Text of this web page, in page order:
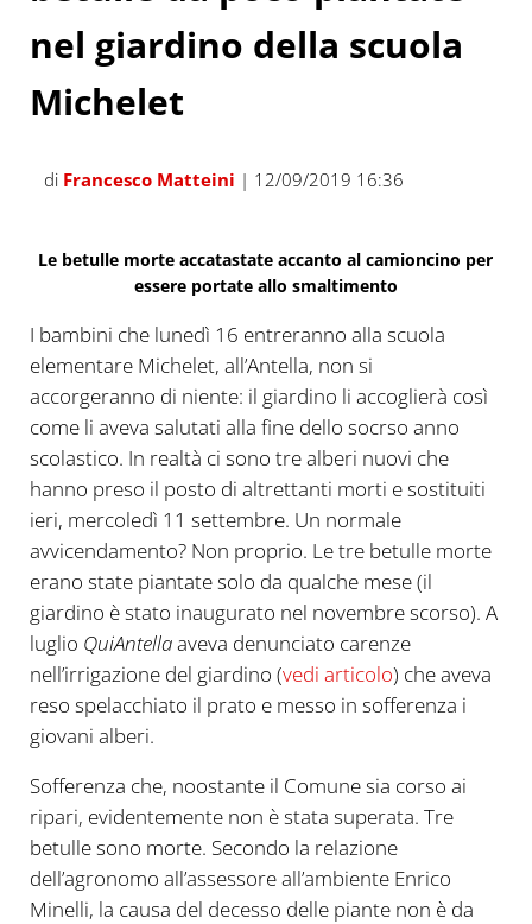
nel giardino della scuola
Michelet
di Francesco Matteini | 12/09/2019 16:36
Le betulle morte accatastate accanto al camioncino per
essere portate allo smaltimento
I bambini che lunedì 16 entreranno alla scuola
elementare Michelet, all’Antella, non si
accorgeranno di niente: il giardino li accoglierà così
come li aveva salutati alla fine dello socrso anno
scolastico. In realtà ci sono tre alberi nuovi che
hanno preso il posto di altrettanti morti e sostituiti
ieri, mercoledì 11 settembre. Un normale
avvicendamento? Non proprio. Le tre betulle morte
erano state piantate solo da qualche mese (il
giardino è stato inaugurato nel novembre scorso). A
luglio QuiAntellaaveva denunciato carenze
nell’irrigazione del giardino (vedi articolo) che aveva
reso spelacchiato il prato e messo in sofferenza i
giovani alberi.
Sofferenza che, noostante il Comune sia corso ai
ripari, evidentemente non è stata superata. Tre
betulle sono morte. Secondo la relazione
dell’agronomo all’assessore all’ambiente Enrico
Minelli, la causa del decesso delle piante non è da